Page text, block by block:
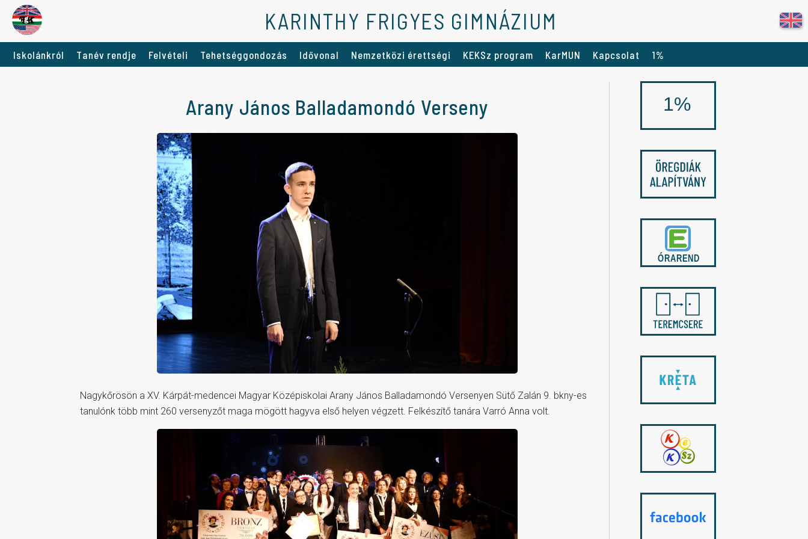
KARINTHY FRIGYES GIMNÁZIUM
Iskolánkról Tanév rendje Felvételi Tehetséggondozás Idővonal Nemzetközi érettségi KEKSz program KarMUN Kapcsolat 1%
Arany János Balladamondó Verseny
Nagykőrösön a XV. Kárpát-medencei Magyar Középiskolai Arany János Balladamondó Versenyen Sütő Zalán 9. bkny-es
tanulónk több mint 260 versenyzőt maga mögött hagyva első helyen végzett. Felkészítő tanára Varró Anna volt.